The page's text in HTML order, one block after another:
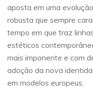
aposta em uma
robusta que sempre
tempo em que traz
estéticos
mais imponente e com
adoção da nova
em modelos europeus.